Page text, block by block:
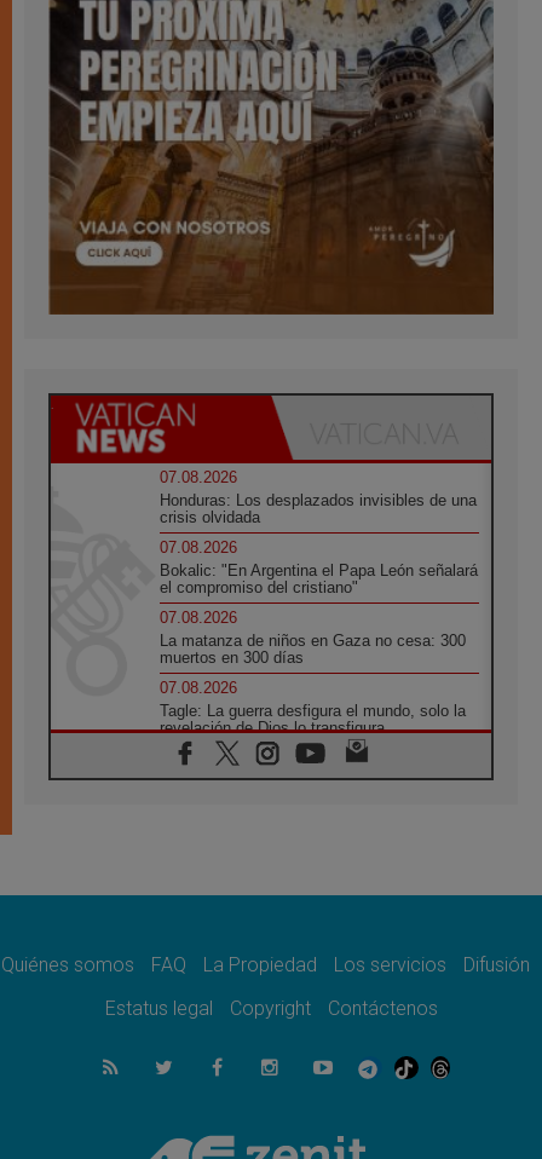
07.08.2026
Honduras: Los desplazados invisibles de una
crisis olvidada
07.08.2026
Bokalic: "En Argentina el Papa León señalará
el compromiso del cristiano"
07.08.2026
La matanza de niños en Gaza no cesa: 300
muertos en 300 días
07.08.2026
Tagle: La guerra desfigura el mundo, solo la
revelación de Dios lo transfigura
07.08.2026
Presentada la Trienal de Arte de las
espacio público
Lanzan un proyecto de empoderamiento
07.08.2026
Programa oficial del Viaje Apostólico del
Obispos de Ecuador: El bien de las familias
Quiénes somos FAQ La Propiedad Los servicios
Difusión
Estatus legal
Copyright Contáctenos